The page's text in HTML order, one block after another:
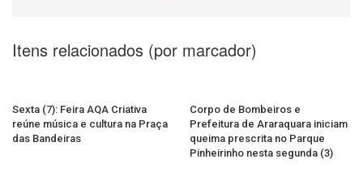
Itens relacionados (por marcador)
Sexta (7): Feira AQA Criativa
reúne música e cultura na Praça
das Bandeiras
Corpo de Bombeiros e
Prefeitura de Araraquara iniciam
queima prescrita no Parque
Pinheirinho nesta segunda (3)